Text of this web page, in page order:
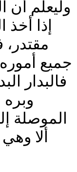
وليعلم أن
إذا
مقتدر،
جميع
فالبدار
الموصلة
ألا